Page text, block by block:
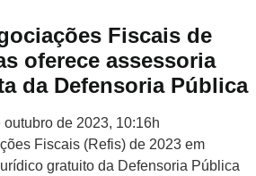
Fiscais de
oferece assessoria
da Defensoria Pública
de 2023, 10:16h
Fiscais (Refis) de 2023 em
gratuito da Defensoria Pública